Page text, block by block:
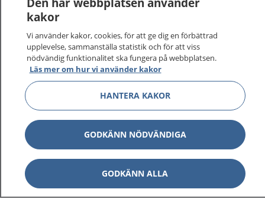
kakor
Vi använder kakor, cookies, för att ge dig en förbättrad
upplevelse, sammanställa statistik och för att viss
nödvändig funktionalitet ska fungera på webbplatsen.
Läs mer om hur vi använder kakor
HANTERA KAKOR
GODKÄNN NÖDVÄNDIGA
GODKÄNN ALLA